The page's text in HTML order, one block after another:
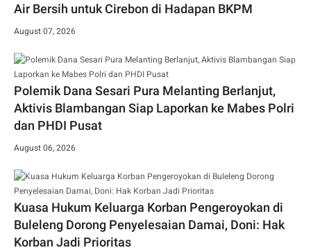
Air Bersih untuk Cirebon di Hadapan BKPM
August 07, 2026
Polemik Dana Sesari Pura Melanting Berlanjut,
Aktivis Blambangan Siap Laporkan ke Mabes Polri
dan PHDI Pusat
August 06, 2026
Kuasa Hukum Keluarga Korban Pengeroyokan di
Buleleng Dorong Penyelesaian Damai, Doni: Hak
Korban Jadi Prioritas